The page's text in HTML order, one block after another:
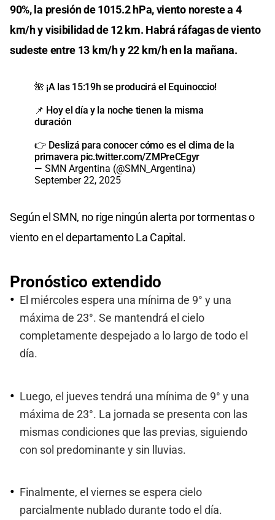
90%, la presión de 1015.2 hPa, viento noreste a 4
km/h y visibilidad de 12 km. Habrá ráfagas de viento
sudeste entre 13 km/h y 22 km/h en la mañana.
🌺 ¡A las 15:19h se producirá el Equinoccio!
📌 Hoy el día y la noche tienen la misma
duración
👉 Deslizá para conocer cómo es el clima de la
primavera pic.twitter.com/ZMPreCEgyr
— SMN Argentina (@SMN_Argentina)
September 22, 2025
Según el SMN, no rige ningún alerta por tormentas o
viento en el departamento La Capital.
Pronóstico extendido
El miércoles espera una mínima de 9° y una
máxima de 23°. Se mantendrá el cielo
completamente despejado a lo largo de todo el
día.
Luego, el jueves tendrá una mínima de 9° y una
máxima de 23°. La jornada se presenta con las
mismas condiciones que las previas, siguiendo
con sol predominante y sin lluvias.
Finalmente, el viernes se espera cielo
parcialmente nublado durante todo el día.